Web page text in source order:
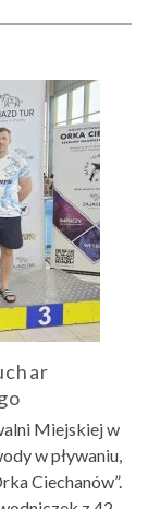
Miejskiej w
w pływaniu,
Ciechanów”.